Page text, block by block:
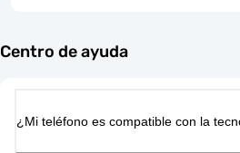
Centro de ayuda
¿Mi teléfono es compatible con la